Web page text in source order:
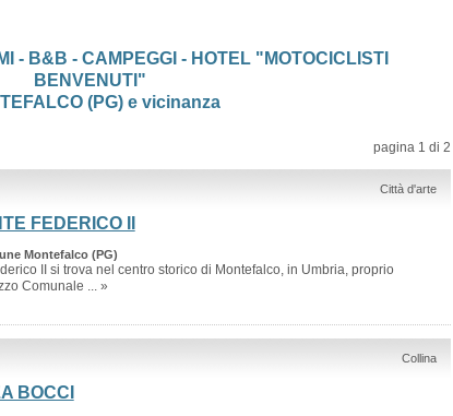
- B&B - CAMPEGGI - HOTEL "MOTOCICLISTI
BENVENUTI"
(PG) e vicinanza
pagina 1 di 2
Città d'arte
FEDERICO II
Montefalco (PG)
II si trova nel centro storico di Montefalco, in Umbria, proprio
Comunale ... »
Collina
BOCCI